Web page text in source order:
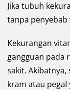
Jika tubuh
tanpa penyebab
Kekurangan
gangguan pada
sakit.
kram atau